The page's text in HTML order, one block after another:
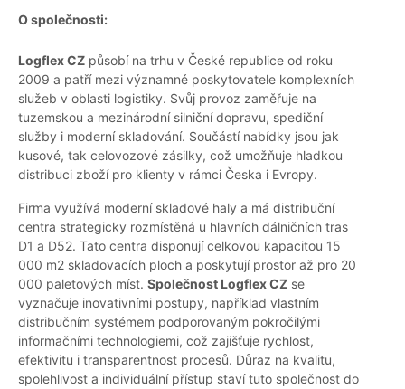
O společnosti:
Logflex CZ působí na trhu v České republice od roku
2009 a patří mezi významné poskytovatele komplexních
služeb v oblasti logistiky. Svůj provoz zaměřuje na
tuzemskou a mezinárodní silniční dopravu, spediční
služby i moderní skladování. Součástí nabídky jsou jak
kusové, tak celovozové zásilky, což umožňuje hladkou
distribuci zboží pro klienty v rámci Česka i Evropy.
Firma využívá moderní skladové haly a má distribuční
centra strategicky rozmístěná u hlavních dálničních tras
D1 a D52. Tato centra disponují celkovou kapacitou 15
000 m2 skladovacích ploch a poskytují prostor až pro 20
000 paletových míst. Společnost Logflex CZ se
vyznačuje inovativními postupy, například vlastním
distribučním systémem podporovaným pokročilými
informačními technologiemi, což zajišťuje rychlost,
efektivitu i transparentnost procesů. Důraz na kvalitu,
spolehlivost a individuální přístup staví tuto společnost do